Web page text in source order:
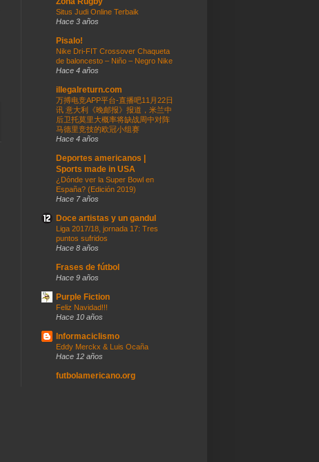
Situs Judi Online Terbaik
Hace 3 años
Pisalo!
Nike Dri-FIT Crossover Chaqueta
de baloncesto – Niño – Negro Nike
Hace 4 años
illegalreturn.com
万搏电竞APP平台-直播吧11月22日
讯 意大利《晚邮报》报道，米兰中
后卫托莫里大概率将缺战周中对阵
马德里竞技的欧冠小组赛
Hace 4 años
Deportes americanos |
Sports made in USA
¿Dónde ver la Super Bowl en
España? (Edición 2019)
Hace 7 años
Doce artistas y un gandul
Liga 2017/18, jornada 17: Tres
puntos sufridos
Hace 8 años
Frases de fútbol
Hace 9 años
Purple Fiction
Feliz Navidad!!!
Hace 10 años
Informaciclismo
Eddy Merckx & Luis Ocaña
Hace 12 años
futbolamericano.org